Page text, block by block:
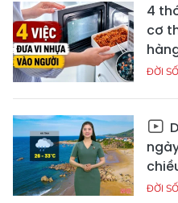
4
cơ
ĐỜI
ĐỜI